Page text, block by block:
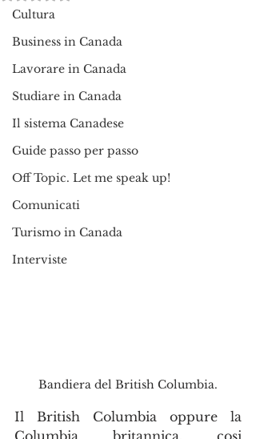
Cultura
Business in Canada
Lavorare in Canada
Studiare in Canada
Il sistema Canadese
Guide passo per passo
Off Topic. Let me speak up!
Comunicati
Turismo in Canada
Interviste
Bandiera del British Columbia.
Il British Columbia oppure la
Columbia britannica, cosi